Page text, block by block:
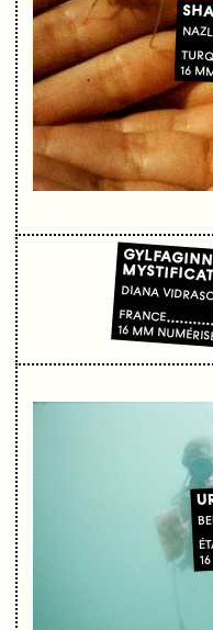
16
DIANA
FRANCE
16 MM